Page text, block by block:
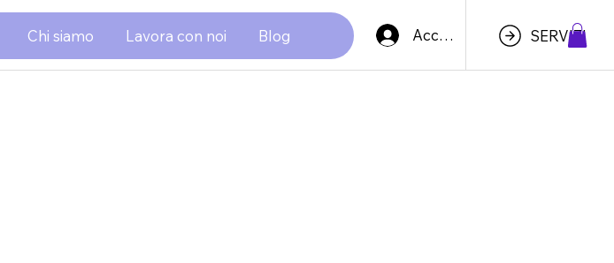
Chi siamo Lavora con noi Blog Accedi SERVIZI